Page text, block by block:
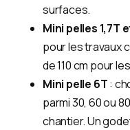
surfaces.
Mini pelles 1,7T
pour les travaux
de 110 cm pour
Mini pelle 6T:
parmi 30, 60 ou
chantier. Un